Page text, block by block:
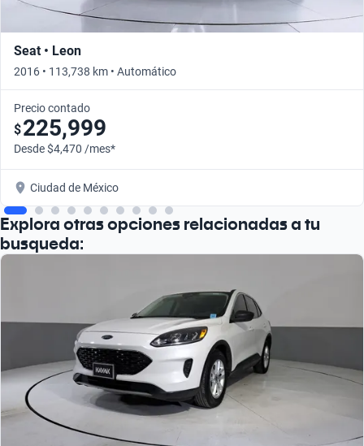
Seat • Leon
2016 • 113,738 km • Automático
Precio contado
$225,999
Desde $4,470 /mes*
Ciudad de México
Explora otras opciones relacionadas a tu
busqueda: